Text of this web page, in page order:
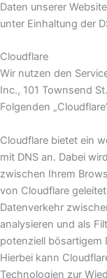
Daten unserer
unter Einhaltung der
Cloudflare
Wir nutzen den
Inc., 101 Townsend
Folgenden
Cloudflare bietet ein
mit DNS an. Dabei
zwischen Ihrem
von Cloudflare
Datenverkehr
analysieren und als
potenziell bösartigem
Hierbei kann
Technologien zur